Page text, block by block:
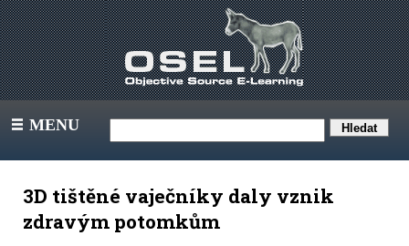
III MENU
3D tištěné vaječníky daly vznik
zdravým potomkům